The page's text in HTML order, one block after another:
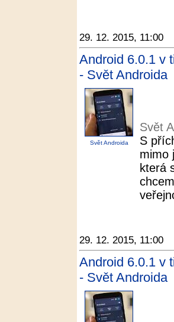
29. 12. 2015, 11:00
Android 6.0.1 v
- Svět Androida
Svět Androida
Svět
S
mimo
která
29. 12. 2015, 11:00
Android 6.0.1 v
- Svět Androida